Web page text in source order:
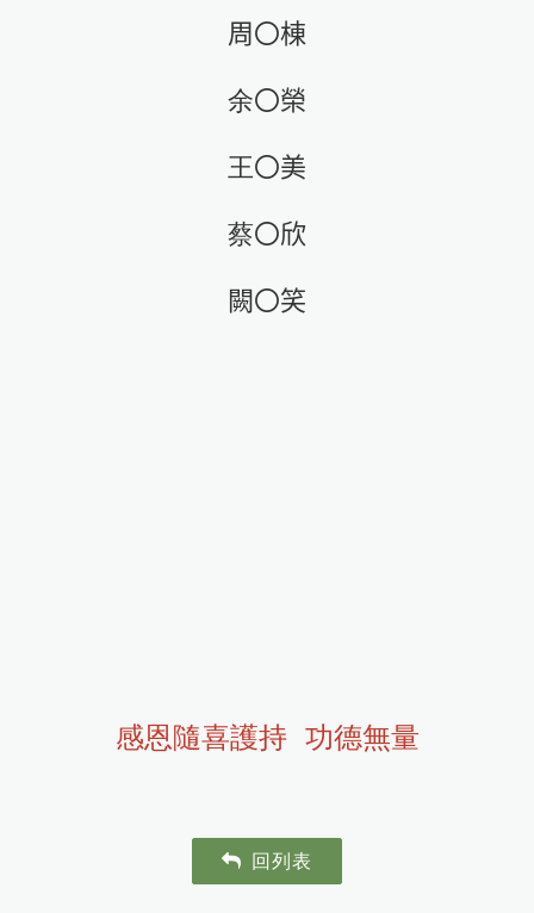
周〇棟
余〇榮
王〇美
蔡〇欣
闕〇笑
感恩隨喜護持 功德無量
回列表